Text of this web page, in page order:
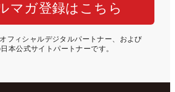
マガ登録はこちら
フィシャルデジタルパートナー、および
本公式サイトパートナーです。